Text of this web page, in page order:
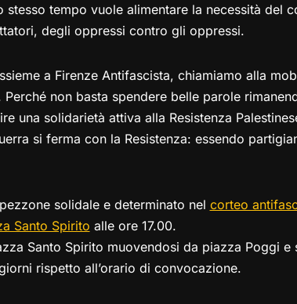
stesso tempo vuole alimentare la necessità del
degli oppressi contro gli oppressi.
a Firenze Antifascista, chiamiamo alla
non basta spendere belle parole
una solidarietà attiva alla Resistenza
si ferma con la Resistenza: essendo
solidale e determinato nel corteo
Santo Spirito alle ore 17.00.
Santo Spirito muovendosi da piazza Poggi e
rispetto all’orario di convocazione.